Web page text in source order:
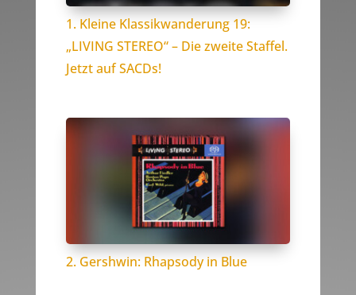
1. Kleine Klassikwanderung 19:
„LIVING STEREO“ – Die zweite Staffel.
Jetzt auf SACDs!
2. Gershwin: Rhapsody in Blue